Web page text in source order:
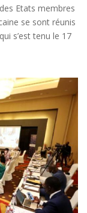
Etats membres
se sont réunis
s’est tenu le 17